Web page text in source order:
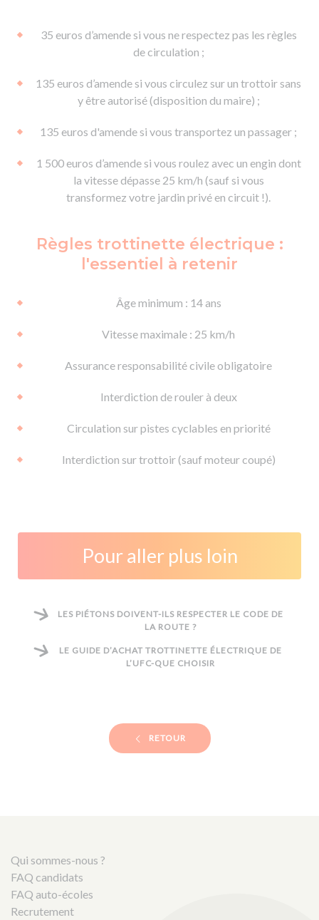
35 euros d’amende si vous ne respectez pas les règles
de circulation ;
135 euros d’amende si vous circulez sur un trottoir sans
y être autorisé (disposition du maire) ;
135 euros d'amende si vous transportez un passager ;
1 500 euros d’amende si vous roulez avec un engin dont
la vitesse dépasse 25 km/h (sauf si vous
transformez votre jardin privé en circuit !).
Règles trottinette électrique :
l'essentiel à retenir
Âge minimum : 14 ans
Vitesse maximale : 25 km/h
Assurance responsabilité civile obligatoire
Interdiction de rouler à deux
Circulation sur pistes cyclables en priorité
Interdiction sur trottoir (sauf moteur coupé)
Pour aller plus loin
LES PIÉTONS DOIVENT-ILS RESPECTER LE CODE DE
LA ROUTE ?
LE GUIDE D’ACHAT TROTTINETTE ÉLECTRIQUE DE
L’UFC-QUE CHOISIR
RETOUR
Qui sommes-nous ?
FAQ candidats
FAQ auto-écoles
Recrutement